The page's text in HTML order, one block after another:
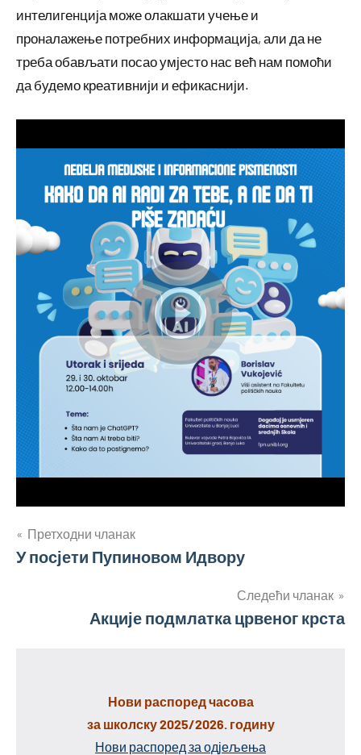
интелигенција може олакшати учење и
проналажење потребних информација, али да не
треба обављати посао умјесто нас већ нам помоћи
да будемо креативнији и ефикаснији.
Кретање
чланка
Претходни чланак
У посјети Пупиновом Идвору
Следећи чланак
Акције подмлатка црвеног крста
Нови распоред часова
за школску 2025/2026. годину
Нови распоред за одјељења